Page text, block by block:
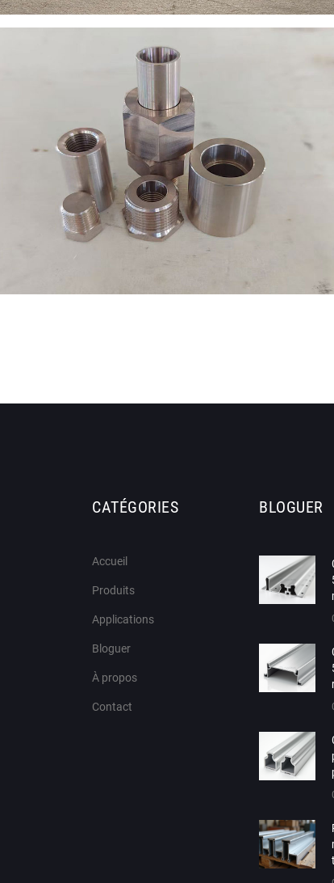
CATÉGORIES
Accueil
Produits
Applications
Bloguer
À propos
Contact
BLOGUER